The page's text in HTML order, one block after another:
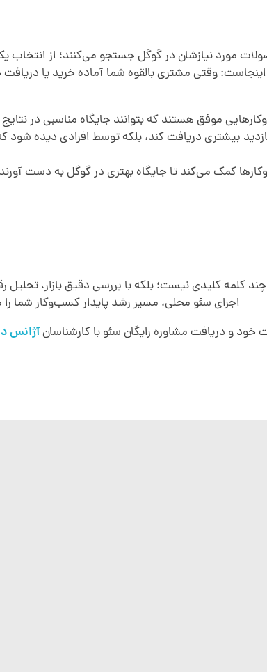
مورد نیازشان در گوگل جستجو می‌کنند؛ از
وقتی مشتری بالقوه شما آماده خرید یا
موفق هستند که بتوانند جایگاه مناسبی در
بیشتری دریافت کند، بلکه توسط افرادی دیده شود
کمک می‌کند تا جایگاه بهتری در گوگل به دست
کلمه کلیدی نیست؛ بلکه با بررسی دقیق بازار،
اجرای سئو محلی، مسیر رشد پایدار کسب‌وکار شما
و دریافت مشاوره رایگان سئو با کارشناسانآژانس